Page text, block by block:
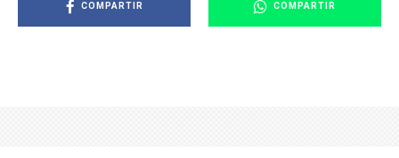
COMPARTIR COMPARTIR